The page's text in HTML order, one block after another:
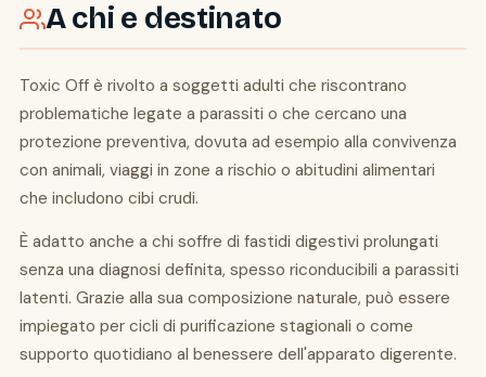
A chi e destinato
Toxic Off è rivolto a soggetti adulti che riscontrano
problematiche legate a parassiti o che cercano una
protezione preventiva, dovuta ad esempio alla convivenza
con animali, viaggi in zone a rischio o abitudini alimentari
che includono cibi crudi.
È adatto anche a chi soffre di fastidi digestivi prolungati
senza una diagnosi definita, spesso riconducibili a parassiti
latenti. Grazie alla sua composizione naturale, può essere
impiegato per cicli di purificazione stagionali o come
supporto quotidiano al benessere dell'apparato digerente.